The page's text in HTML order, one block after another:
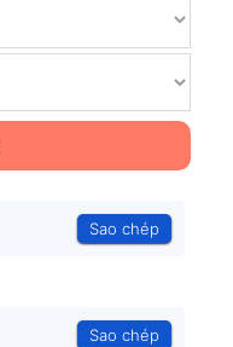
Sao chép
Sao chép